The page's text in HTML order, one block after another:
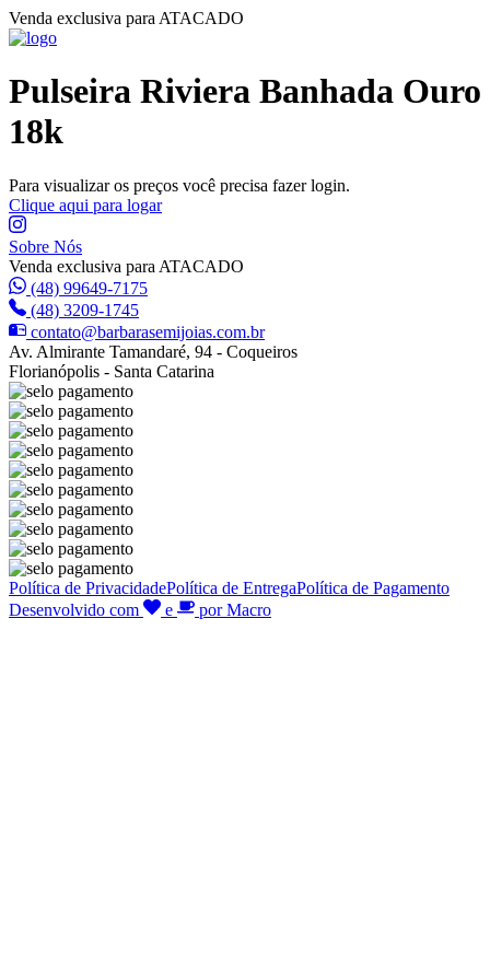
Venda exclusiva para ATACADO
Pulseira Riviera Banhada Ouro
18k
Para visualizar os preços você precisa fazer login.
Clique aqui para logar
Sobre Nós
Venda exclusiva para ATACADO
(48) 99649-7175
(48) 3209-1745
contato@barbarasemijoias.com.br
Av. Almirante Tamandaré, 94 - Coqueiros
Florianópolis - Santa Catarina
Política de PrivacidadePolítica de EntregaPolítica de Pagamento
Desenvolvido com
e por Macro